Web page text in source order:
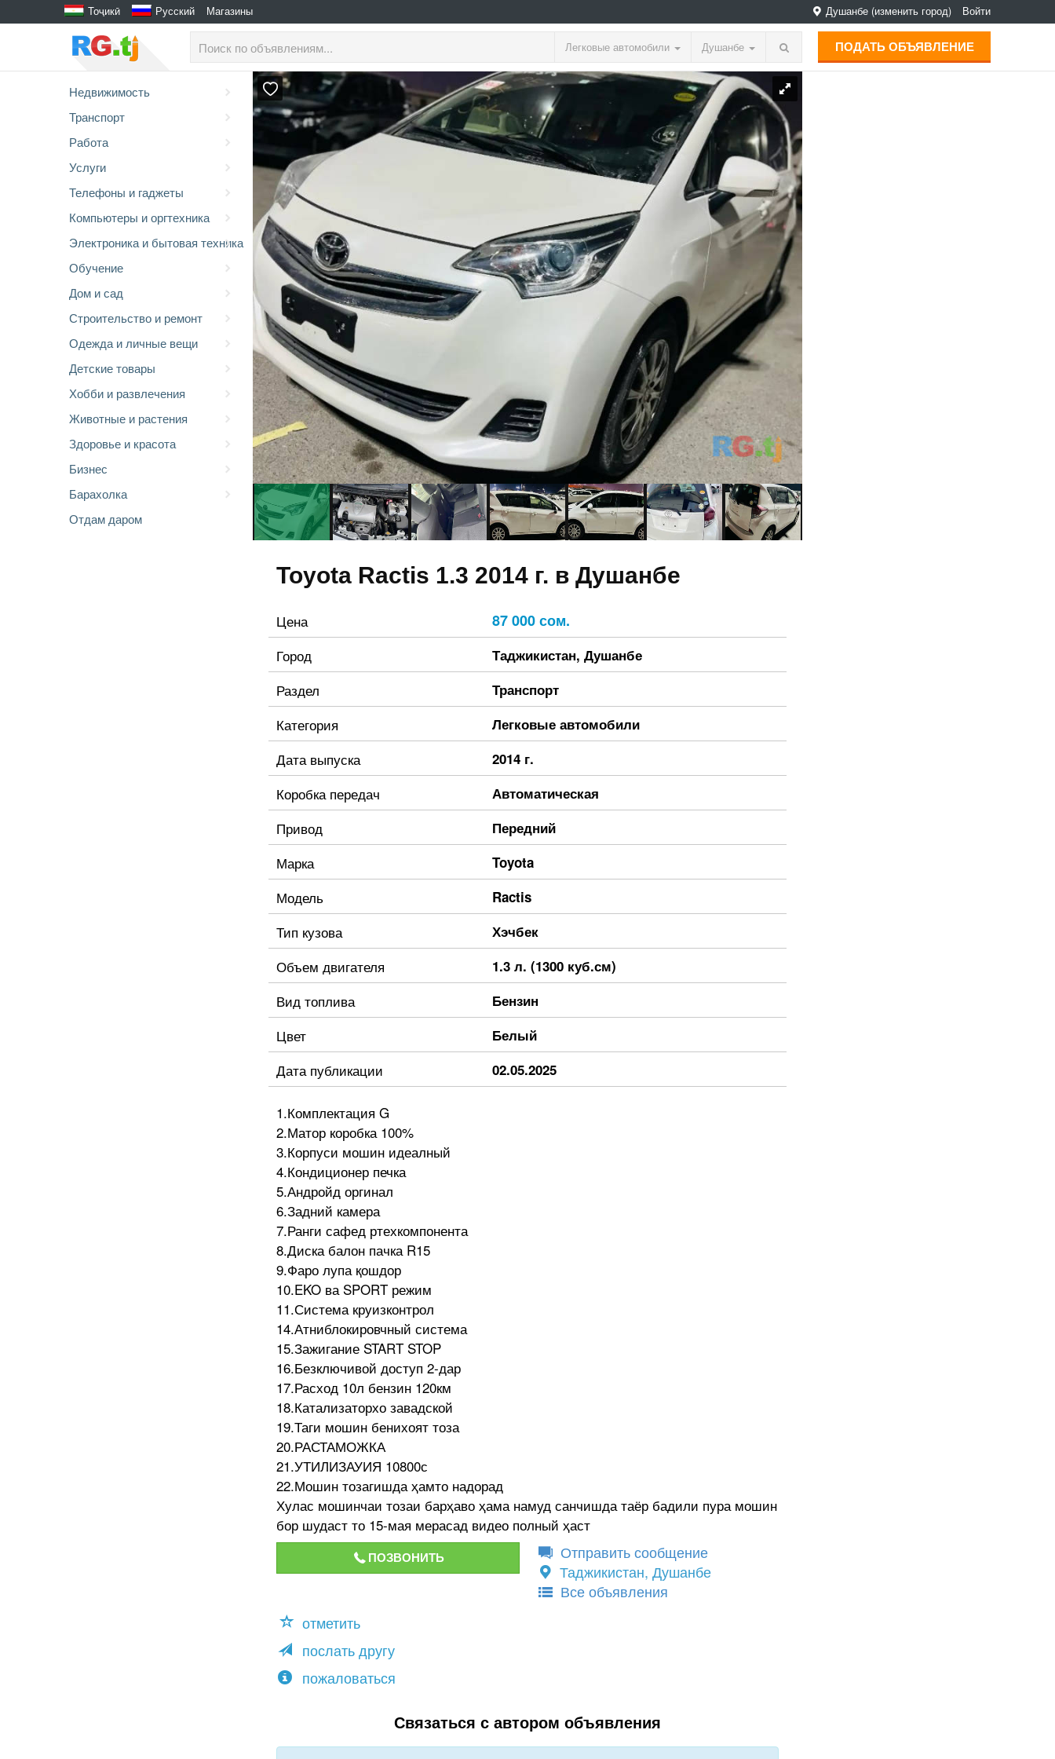
Тоҷикӣ Русский Магазины Душанбе (изменить город) Войти
Легковые автомобили Душанбе ПОДАТЬ ОБЪЯВЛЕНИЕ
Недвижимость
Транспорт
Работа
Услуги
Телефоны и гаджеты
Компьютеры и оргтехника
Электроника и бытовая техника
Обучение
Дом и сад
Строительство и ремонт
Одежда и личные вещи
Детские товары
Хобби и развлечения
Животные и растения
Здоровье и красота
Бизнес
Барахолка
Отдам даром
Toyota Ractis 1.3 2014 г. в Душанбе
Цена 87 000 сом.
Город Таджикистан, Душанбе
Раздел Транспорт
Категория Легковые автомобили
Дата выпуска 2014 г.
Коробка передач Автоматическая
Привод Передний
Марка Toyota
Модель Ractis
Тип кузова Хэчбек
Объем двигателя 1.3 л. (1300 куб.см)
Вид топлива Бензин
Цвет Белый
Дата публикации 02.05.2025
1.Комплектация G
2.Матор коробка 100%
3.Корпуси мошин идеалный
4.Кондиционер печка
5.Андройд оргинал
6.Задний камера
7.Ранги сафед ртехкомпонента
8.Диска балон пачка R15
9.Фаро лупа қошдор
10.EKO ва SPORT режим
11.Система круизконтрол
14.Атниблокировчный система
15.Зажигание START STOP
16.Безключивой доступ 2-дар
17.Расход 10л бензин 120км
18.Катализаторхо завадской
19.Таги мошин бенихоят тоза
20.РАСТАМОЖКА
21.УТИЛИЗАУИЯ 10800с
22.Мошин тозагишда ҳамто надорад
Хулас мошинчаи тозаи барҳаво ҳама намуд санчишда таёр бадили пура мошин
бор шудаст то 15-мая мерасад видео полный ҳаст
ПОЗВОНИТЬ
Отправить сообщение
Таджикистан, Душанбе
Все объявления
отметить
послать другу
пожаловаться
Связаться с автором объявления